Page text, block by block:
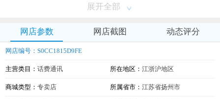
展开全部
网店参数 网店截图 动态评分
网店编号：S0CC1815D9FE
主营类目：话费通讯 所在地区： 江浙沪地区
商城类型：专卖店 所属省市： 江苏省扬州市